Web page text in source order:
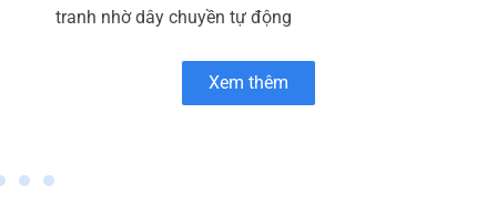
tranh nhờ dây chuyền tự động
Xem thêm